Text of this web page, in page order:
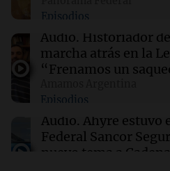
19:55 Boca Juniors
Por qué Boca juega en
ante Estudiantes
19:53 Mundo
La Fiscalía de
la cooptación por
Episodios
Audio. Historiador
marcha atrás en la
“Frenamos un
Episodios
Audio. Ahyre estuvo
Federal Sancor
nuevo tema a